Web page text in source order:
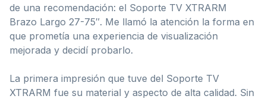
de una recomendación: el Soporte TV XTRARM
Brazo Largo 27-75″. Me llamó la atención la forma en
que prometía una experiencia de visualización
mejorada y decidí probarlo.
La primera impresión que tuve del Soporte TV
XTRARM fue su material y aspecto de alta calidad. Sin